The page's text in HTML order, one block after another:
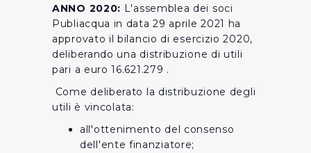
ANNO 2020: L'assemblea dei soci
Publiacqua in data 29 aprile 2021 ha
approvato il bilancio di esercizio 2020,
deliberando una distribuzione di utili
pari a euro 16.621.279 .
Come deliberato la distribuzione degli
utili è vincolata:
all'ottenimento del consenso
dell'ente finanziatore;